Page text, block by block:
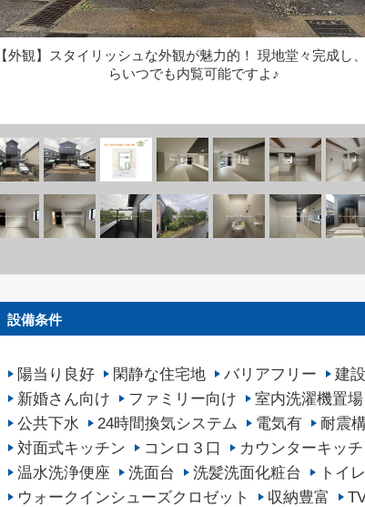
【外観】スタイリッシュな外観が魅力的！ 現地堂々完成し
らいつでも内覧可能ですよ♪
設備条件
陽当り良好 閑静な住宅地 バリアフリー 建
新婚さん向け
ファミリー向け 室内洗濯機置場
公共下水
24時間換気システム 電気有 耐震
対面式キッチン
コンロ３口 カウンターキッ
温水洗浄便座
洗面台 洗髪洗面化粧台 トイ
ウォークインシューズクロゼット
収納豊富